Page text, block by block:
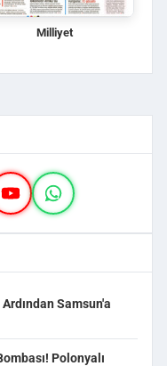
Milliyet
Samsun'a
Polonyalı